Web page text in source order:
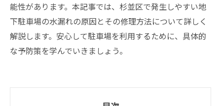
能性があります。本記事では、杉並区で発生しやすい地
下駐車場の水漏れの原因とその修理方法について詳しく
解説します。安心して駐車場を利用するために、具体的
な予防策を学んでいきましょう。